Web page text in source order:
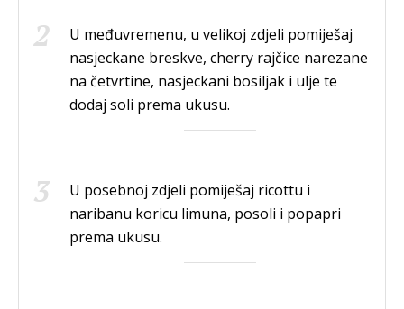
U međuvremenu, u velikoj zdjeli pomiješaj
nasjeckane breskve, cherry rajčice narezane
na četvrtine, nasjeckani bosiljak i ulje te
dodaj soli prema ukusu.
U posebnoj zdjeli pomiješaj ricottu i
naribanu koricu limuna, posoli i popapri
prema ukusu.